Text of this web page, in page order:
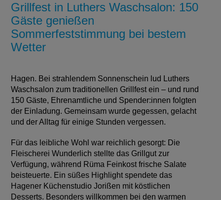
Grillfest in Luthers Waschsalon: 150
Gäste genießen
Sommerfeststimmung bei bestem
Wetter
Hagen. Bei strahlendem Sonnenschein lud Luthers
Waschsalon zum traditionellen Grillfest ein – und rund
150 Gäste, Ehrenamtliche und Spender:innen folgten
der Einladung. Gemeinsam wurde gegessen, gelacht
und der Alltag für einige Stunden vergessen.
Für das leibliche Wohl war reichlich gesorgt: Die
Fleischerei Wunderlich stellte das Grillgut zur
Verfügung, während Rüma Feinkost frische Salate
beisteuerte. Ein süßes Highlight spendete das
Hagener Küchenstudio Jorißen mit köstlichen
Desserts. Besonders willkommen bei den warmen